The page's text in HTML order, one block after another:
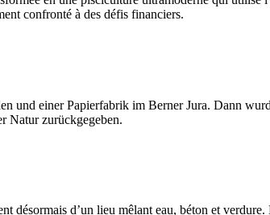
confronté à des défis financiers.
und einer Papierfabrik im Berner Jura. Dann
Natur zurückgegeben.
désormais d’un lieu mêlant eau, béton et